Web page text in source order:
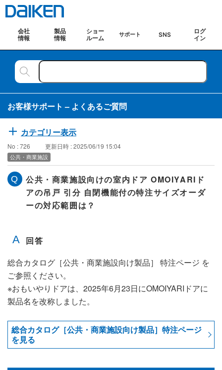
会社
情報
製品
情報
ショー
ルーム
サポート SNS
ログ
イン
お客様サポート – よくあるご質問
カテゴリー表示
No : 726 更新日時 : 2025/06/19 15:04
公共・商業施設
公共・商業施設向けの室内ドア OMOIYARIド
アの吊戸 引分 自閉機能付の特注サイズオーダ
ーの対応範囲は？
総合カタログ［公共・商業施設向け製品］ 特注ページ を
ご参照ください。
※おもいやりドアは、2025年6月23日にOMOIYARIドアに
製品名を改称しました。
総合カタログ［公共・商業施設向け製品］特注ページ
を見る